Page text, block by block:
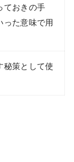
ておきの手
った意味で用
秘策として使